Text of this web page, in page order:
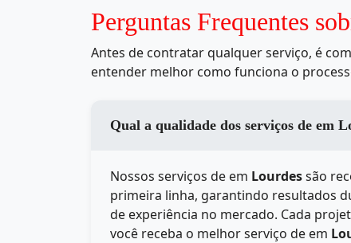
Perguntas Frequentes
Antes de contratar qualquer serviço, é
entender melhor como funciona o
Qual a qualidade
Nossos serviços de em Lourdessão
primeira linha, garantindo resultados
de experiência no mercado. Cada
você receba o melhor serviço de em